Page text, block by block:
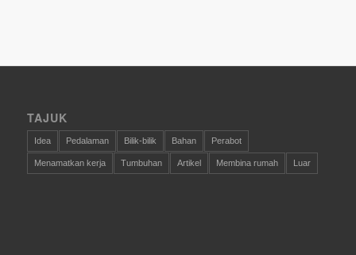
TAJUK
Idea Pedalaman Bilik-bilik Bahan Perabot
Menamatkan kerja Tumbuhan Artikel Membina rumah Luar